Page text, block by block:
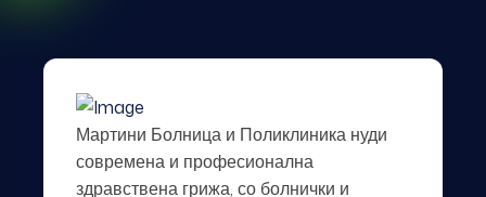
Мартини Болница и Поликлиника нуди
современа и професионална
здравствена грижа, со болнички и